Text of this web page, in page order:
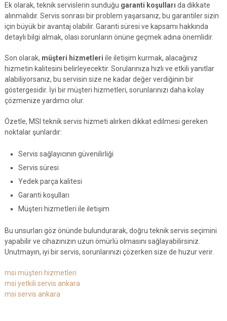
Ek olarak, teknik servislerin sunduğu garanti koşulları da dikkate
alınmalıdır. Servis sonrası bir problem yaşarsanız, bu garantiler sizin
için büyük bir avantaj olabilir. Garanti süresi ve kapsamı hakkında
detaylı bilgi almak, olası sorunların önüne geçmek adına önemlidir.
Son olarak, müşteri hizmetleri ile iletişim kurmak, alacağınız
hizmetin kalitesini belirleyecektir. Sorularınıza hızlı ve etkili yanıtlar
alabiliyorsanız, bu servisin size ne kadar değer verdiğinin bir
göstergesidir. İyi bir müşteri hizmetleri, sorunlarınızı daha kolay
çözmenize yardımcı olur.
Özetle, MSI teknik servis hizmeti alırken dikkat edilmesi gereken
noktalar şunlardır:
Servis sağlayıcının güvenilirliği
Servis süresi
Yedek parça kalitesi
Garanti koşulları
Müşteri hizmetleri ile iletişim
Bu unsurları göz önünde bulundurarak, doğru teknik servis seçimini
yapabilir ve cihazınızın uzun ömürlü olmasını sağlayabilirsiniz.
Unutmayın, iyi bir servis, sorunlarınızı çözerken size de huzur verir.
msi müşteri hizmetleri
msi yetkili servis ankara
msi servis ankara